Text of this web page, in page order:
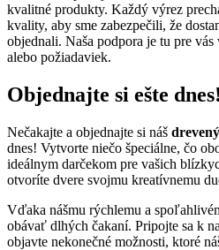
kvalitné produkty. Každý výrez
kvality, aby sme zabezpečili, že
objednali. Naša podpora je tu pre
alebo požiadaviek.
Objednajte si ešte dnes!
Nečakajte a objednajte si náš
dnes! Vytvorte niečo špeciálne, čo
ideálnym darčekom pre vašich
otvoríte dvere svojmu kreatívnemu
Vďaka nášmu rýchlemu a
obávať dlhých čakaní. Pripojte sa k
objavte nekonečné možnosti, ktoré